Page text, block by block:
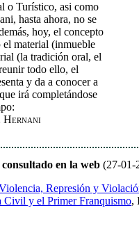
o Turístico, asi como
hasta ahora, no se
hoy, el concepto
material (inmueble
(la tradición oral, el
todo ello, el
y da a conocer a
irá completándose
Hernani
en la web (27-01-
Represión y
Civil y el Primer Franquismo,